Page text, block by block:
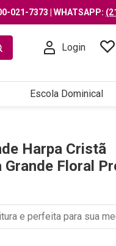
021-7373 | WHATSAPP:
Login
Escola Dominical
Harpa Cristã
Grande Floral
e perfeita para sua